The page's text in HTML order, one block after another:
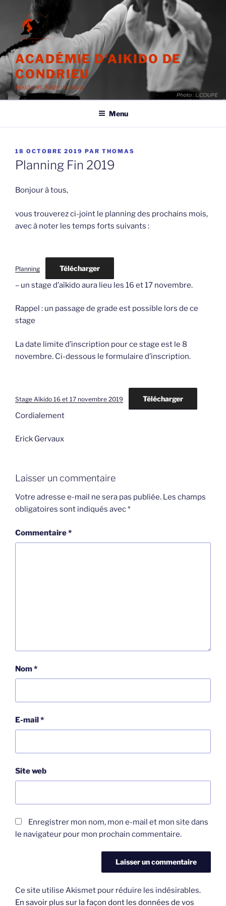
contenu
principal
ACADÉMIE D'AIKIDO DE
CONDRIEU
Aikido et Aikishintaiso
Menu
PUBLIÉ
LE
18 OCTOBRE 2019 PAR THOMAS
Planning Fin 2019
Bonjour à tous,
vous trouverez ci-joint le planning des prochains mois,
avec à noter les temps forts suivants :
Planning Télécharger
– un stage d’aïkido aura lieu les 16 et 17 novembre.
Rappel : un passage de grade est possible lors de ce
stage
La date limite d’inscription pour ce stage est le 8
novembre. Ci-dessous le formulaire d’inscription.
Stage Aïkido 16 et 17 novembre 2019 Télécharger
Cordialement
Erick Gervaux
Laisser un commentaire
Votre adresse e-mail ne sera pas publiée. Les champs
obligatoires sont indiqués avec*
Commentaire*
Nom*
E-mail*
Site web
Enregistrer mon nom, mon e-mail et mon site dans
le navigateur pour mon prochain commentaire.
Ce site utilise Akismet pour réduire les indésirables.
En savoir plus sur la façon dont les données de vos